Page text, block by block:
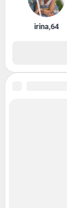
irina,64